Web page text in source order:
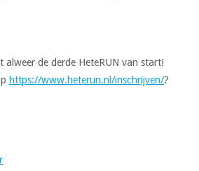
de derde HeteRUN van start!
https://www.heterun.nl/inschrijven/?